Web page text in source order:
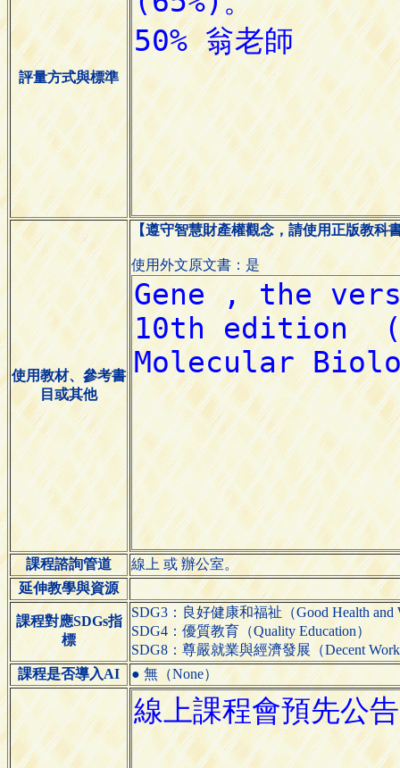
評量方式與標準
使用教材、參考書
目或其他
【遵守智慧財產權觀念，請使用正版教科
使用外文原文書：是
課程諮詢管道
線上 或 辦公室。
延伸教學與資源
課程對應SDGs指
標
SDG3：良好健康和福祉（Good Health and
SDG4：優質教育（Quality Education）
SDG8：尊嚴就業與經濟發展（Decent
課程是否導入AI
● 無（None）